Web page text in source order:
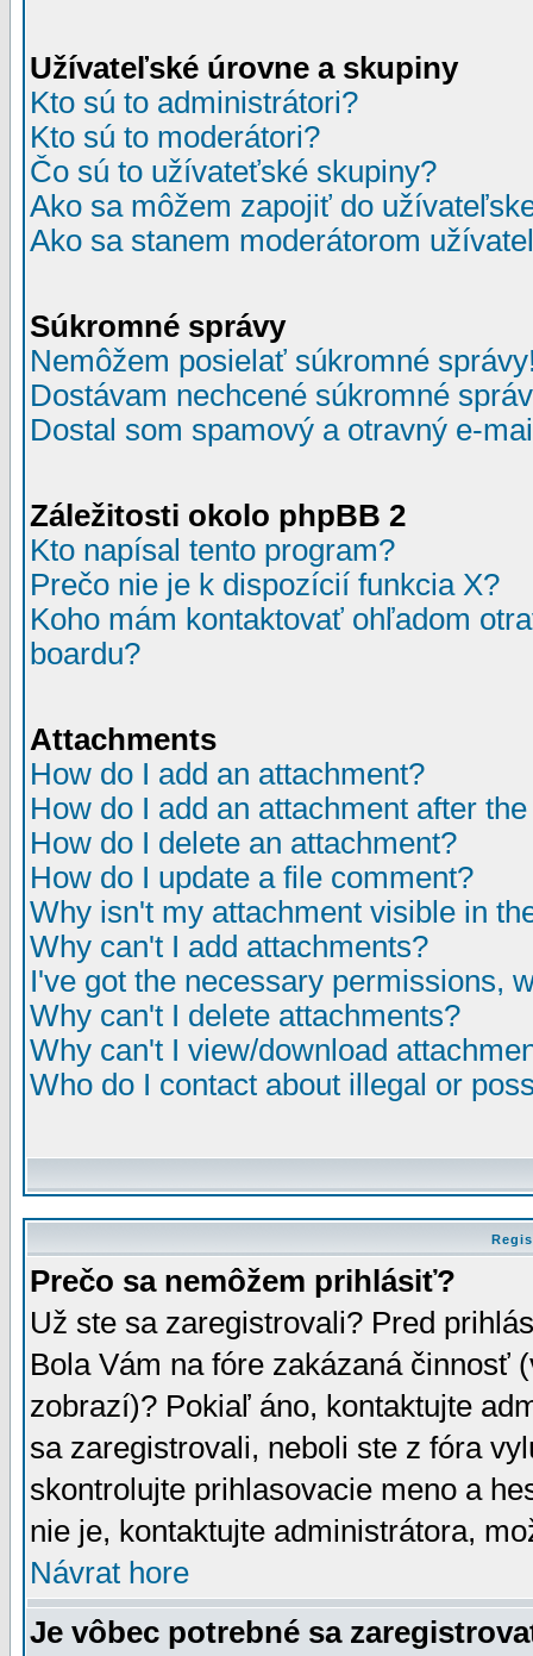
Užívateľské úrovne a skupiny
Kto sú to administrátori?
Kto sú to moderátori?
Čo sú to užívateťské skupiny?
Ako sa môžem zapojiť do
Ako sa stanem moderátorom
Súkromné správy
Nemôžem posielať súkromné
Dostávam nechcené súkromné
Dostal som spamový a otravný e-
Záležitosti okolo phpBB 2
Kto napísal tento program?
Prečo nie je k dispozícií funkcia X?
Koho mám kontaktovať ohľadom
boardu?
Attachments
How do I add an attachment?
How do I add an attachment after
How do I delete an attachment?
How do I update a file comment?
Why isn't my attachment visible in
Why can't I add attachments?
I've got the necessary permissions,
Why can't I delete attachments?
Why can't I view/download
Who do I contact about illegal or
Prečo sa nemôžem prihlásiť?
Už ste sa zaregistrovali? Pred
Bola Vám na fóre zakázaná činnosť
zobrazí)? Pokiaľ áno, kontaktujte
sa zaregistrovali, neboli ste z fóra
skontrolujte prihlasovacie meno a
nie je, kontaktujte administrátora,
Návrat hore
Je vôbec potrebné sa